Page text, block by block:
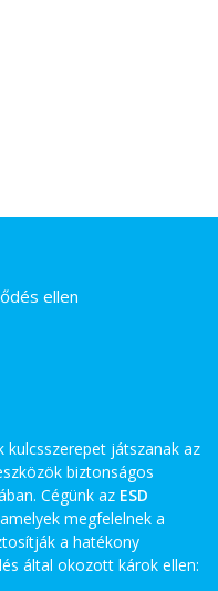
ellen
kulcsszerepet játszanak az
biztonságos
Cégünk az ESD
megfelelnek a
a hatékony
által okozott károk ellen: